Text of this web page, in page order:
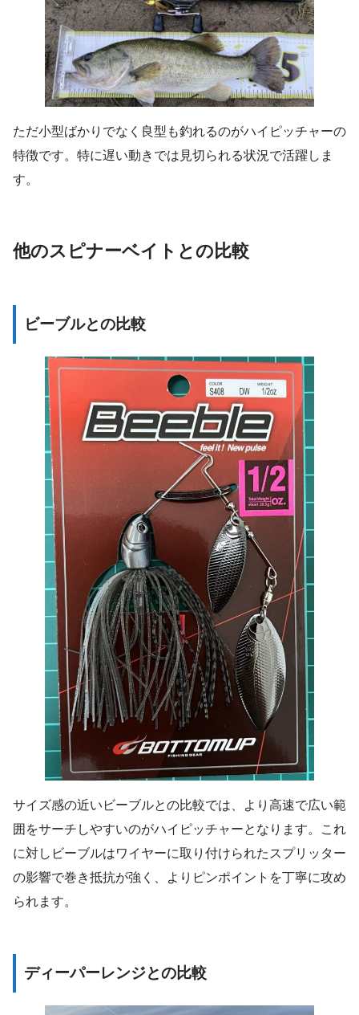
ただ小型ばかりでなく良型も釣れるのがハイピッチャーの
特徴です。特に遅い動きでは見切られる状況で活躍しま
す。
他のスピナーベイトとの比較
ビーブルとの比較
サイズ感の近いビーブルとの比較では、より高速で広い範
囲をサーチしやすいのがハイピッチャーとなります。これ
に対しビーブルはワイヤーに取り付けられたスプリッター
の影響で巻き抵抗が強く、よりピンポイントを丁寧に攻め
られます。
ディーパーレンジとの比較